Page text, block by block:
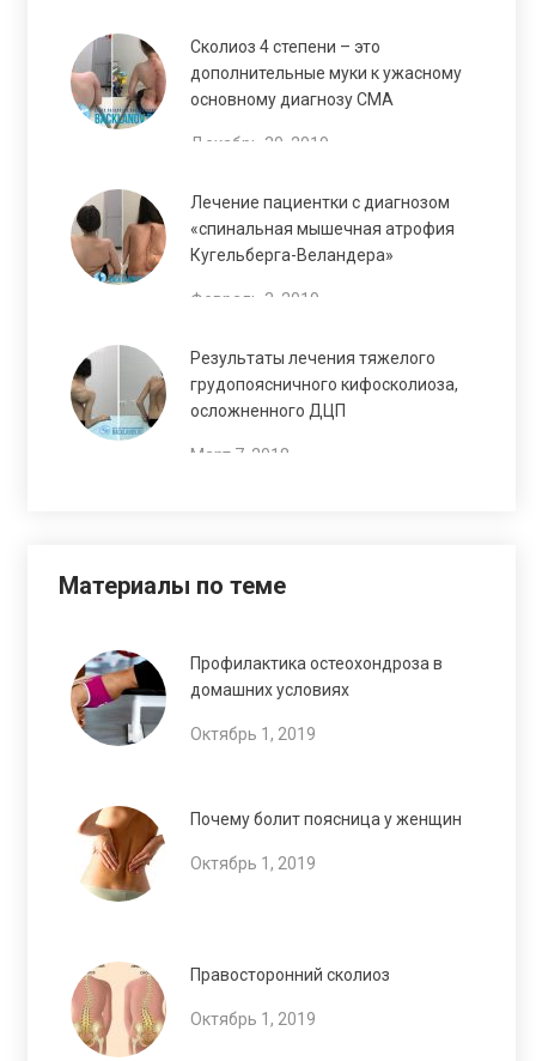
Сколиоз 4 степени – это
дополнительные муки к ужасному
основному диагнозу СМА
Декабрь 30, 2019
Лечение пациентки с диагнозом
«спинальная мышечная атрофия
Кугельберга-Веландера»
Февраль 3, 2019
Результаты лечения тяжелого
грудопоясничного кифосколиоза,
осложненного ДЦП
Март 7, 2018
Материалы по теме
Профилактика остеохондроза в
домашних условиях
Октябрь 1, 2019
Почему болит поясница у женщин
Октябрь 1, 2019
Правосторонний сколиоз
Октябрь 1, 2019